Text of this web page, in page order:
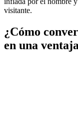
visitante.
¿Cómo
en una